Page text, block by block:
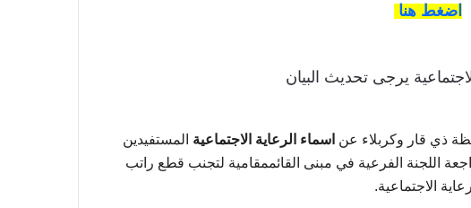
اضغط هنا
يرجى تحديث البيان
ذي قار وكربلاء عن اسماء الرعاية الاجتماعية المستفيدين
اللجنة الفرعية في مبنى القائممقامية لتجنب قطع راتب
الاجتماعية.